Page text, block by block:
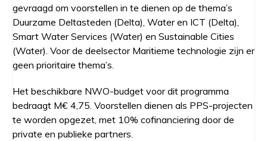
gevraagd om voorstellen in te dienen op de thema’s
Duurzame Deltasteden (Delta), Water en ICT (Delta),
Smart Water Services (Water) en Sustainable Cities
(Water). Voor de deelsector Maritieme technologie zijn er
geen prioritaire thema’s.
Het beschikbare NWO-budget voor dit programma
bedraagt M€ 4,75. Voorstellen dienen als PPS-projecten
te worden opgezet, met 10% cofinanciering door de
private en publieke partners.